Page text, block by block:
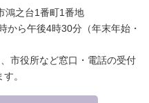
之台1番町1番地
から午後4時30分（年末年始・
市役所など窓口・電話の受付
。